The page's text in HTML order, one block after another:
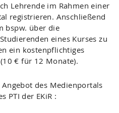
Lehrende im Rahmen einer
registrieren. Anschließend
bspw. über die
eines Kurses zu
ein kostenpflichtiges
€ für 12 Monate).
des Medienportals
PTI der EKiR :